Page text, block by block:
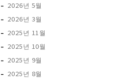
2026년 5월
2026년 3월
2025년 11월
2025년 10월
2025년 9월
2025년 8월